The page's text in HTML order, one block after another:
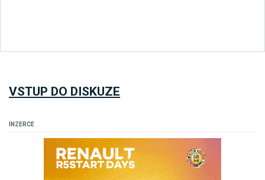
VSTUP DO DISKUZE
INZERCE